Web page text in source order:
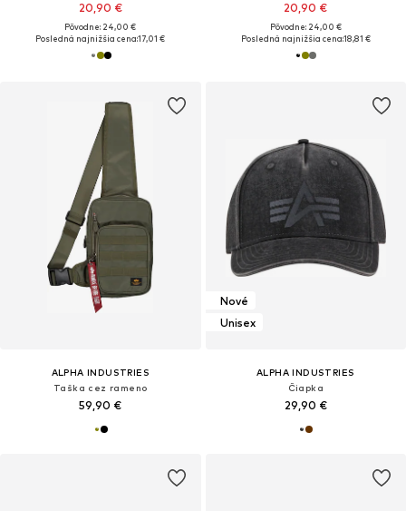
20,90 €
Pôvodne: 24,00 €
Posledná najnižšia cena:17,01 €
20,90 €
Pôvodne: 24,00 €
Posledná najnižšia cena:18,81 €
ALPHA INDUSTRIES
Taška cez rameno
59,90 €
Nové
Unisex
ALPHA INDUSTRIES
Čiapka
29,90 €